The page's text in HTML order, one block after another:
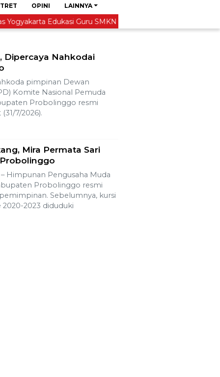
OPINI
LAINNYA
Edukasi Guru SMKN 1 Seyegan untuk Perkuat
Dipercaya Nahkodai
pimpinan Dewan
Komite Nasional Pemuda
Probolinggo resmi
7/2026).
Mira Permata Sari
– Himpunan Pengusaha Muda
Probolinggo resmi
Sebelumnya, kursi
2023 diduduki